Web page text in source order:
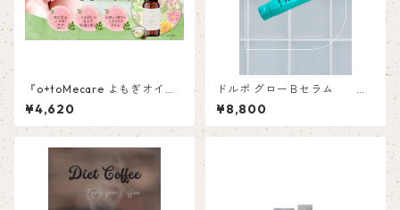
『o+toMecare よもぎオイ
ル』オトメケアよもぎオイル
【デリケートゾーン用オイ
ル】30ml
¥4,620
ドルポ グローＢセラム
～理想のハリ
¥8,800